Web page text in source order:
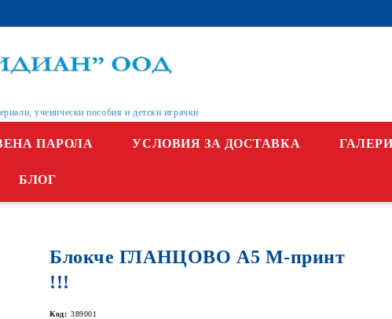
ученически пособия и детски играчки
ПАРОЛА УСЛОВИЯ ЗА ДОСТАВКА
БЛОГ
Блокче ГЛАНЦОВО А5 М-принт
!!!
Код: 389001